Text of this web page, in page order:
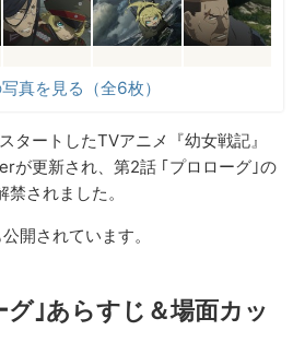
真を見る（全6枚）
タートしたTVアニメ『幼女戦記』
が更新され、第2話 ｢プロローグ｣の
されました。
開されています。
｣あらすじ＆場面カッ